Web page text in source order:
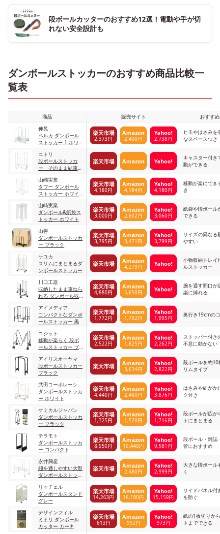
段ボールカッターのおすすめ12選！電動や手が切
れない安全設計も
ダンボールストッカーのおすすめ商品比較一
覧表
商品 販売サイト
おすす
伸晃
ベルカ ダンボール
ストッカー 1.ホワイ
楽天市場
2,373円
Amazon
2,400円
Yahoo!
2,738円
ヒモやはさみを
なスペースつき
ニトリ
段ボールストッカ
ー そのまま結束で
楽天市場 Amazon Yahoo!
キャスター付き
動ができる
山崎実業
タワー ダンボール
ストッカー ホワイ
楽天市場
4,180円
Amazon
4,184円
Yahoo!
4,180円
移動が楽にでき
き
山崎実業
ダンボール&紙袋ス
トッカー ホワイト
楽天市場
3,000円
Amazon
2,602円
Yahoo!
3,060円
紙袋や段ボール
できる
山善
ダンボールストッカ
ー ブラック
楽天市場
3,795円
Amazon
3,471円
Yahoo!
3,799円
サイズの異なる
やすい
ケユカ
スリムにまとまるダ
ンボールストッカー
楽天市場 Amazon
4,279円 Yahoo!
小物収納トレイ
ルストッカー
川口工器
収納したまま束ねら
れる ダンボール収
楽天市場
4,880円
Amazon
5,650円 Yahoo!
腕を通す間口が
楽に縛れる
アイメディア
コンパクトなダンボ
ールストッカー 黒
楽天市場
1,772円
Amazon
1,792円
Yahoo!
1,995円 奥行き19cmの
コジット
移動が楽らく 段ボ
ールストッカー ブ
楽天市場
2,522円
Amazon
1,825円
Yahoo!
2,262円
ストッパー付き
不意に動かない
アイリスオーヤマ
段ボールストッカー
ブラック
楽天市場 Amazon
3,634円
Yahoo!
2,822円
段ボールを約
リムタイプ
武田コーポレーショ
ン
ダンボールストッカ
ー ホワイト
楽天市場
4,440円
Amazon
2,480円
Yahoo!
3,876円
はさみや紐がか
ク付き
ケミカルジャパン
ダンボールストッカ
ー ブラック
楽天市場
1,325円
Amazon
1,520円
Yahoo!
1,716円
段ボールが広が
トにまとまる
テラモト
ダンボールストッカ
ー コンパクト
楽天市場
8,950円
Amazon
10,440円
Yahoo!
9,581円
段ボール・雑誌
管におすすめ
永井興産
紐を通しやすい大型
ダンボールストッカ
楽天市場 Amazon
2,480円
Yahoo!
2,999円
大きな段ボール
く
リッチェル
ダンボールスタンド
グレー
楽天市場
14,263円
Amazon
16,180円
Yahoo!
15,159円
サイドパネル付
を防ぐ
デザインフィル
ミドリ ダンボール
カッター カーキ
楽天市場
613円
Amazon
992円
Yahoo!
973円
紙の1枚切りか
トまでできる